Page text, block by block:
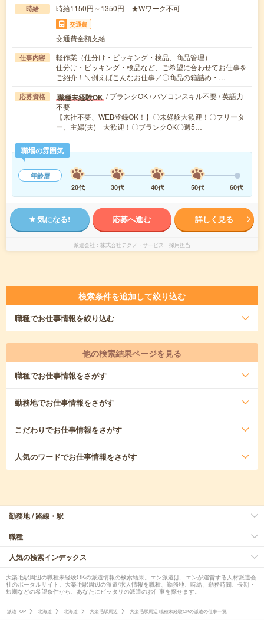
時給 時給1150円～1350円 ★Wワーク不可
交通費
交通費全額支給
仕事内容
軽作業（仕分け・ピッキング・検品、商品管理）
仕分け・ピッキング・検品など、ご希望に合わせてお仕事を
ご紹介！＼例えばこんなお仕事／〇商品の箱詰め・…
応募資格 職種未経験OK / ブランクOK / パソコンスキル不要 / 英語力
不要
【来社不要、WEB登録OK！】〇未経験大歓迎！〇フリータ
ー、主婦(夫) 大歓迎！〇ブランクOK〇週5…
職場の雰囲気
年齢層
20代
30代 40代 50代 60代
気になる! 応募へ進む 詳しく見る
派遣会社 株式会社テクノ・サービス 採用担当
検索条件を追加して絞り込む
職種でお仕事情報を絞り込む
他の検索結果ページを見る
職種でお仕事情報をさがす
勤務地でお仕事情報をさがす
こだわりでお仕事情報をさがす
人気のワードでお仕事情報をさがす
勤務地 / 路線・駅
職種
人気の検索インデックス
大楽毛駅周辺の職種未経験OKの派遣情報の検索結果。エン派遣は、エンが運営する人材派遣会
社のポータルサイト。大楽毛駅周辺の派遣/求人情報を職種、勤務地、時給、勤務時間、長期・
短期などの希望条件から、あなたにピッタリの派遣のお仕事を探せます。
派遣TOP 北海道 北海道 大楽毛駅周辺 大楽毛駅周辺 職種未経験OKの派遣の仕事一覧